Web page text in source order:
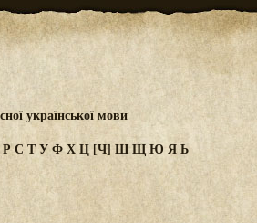
української мови
РС ТУФХЦ [Ч] ШЩЮ ЯЬ